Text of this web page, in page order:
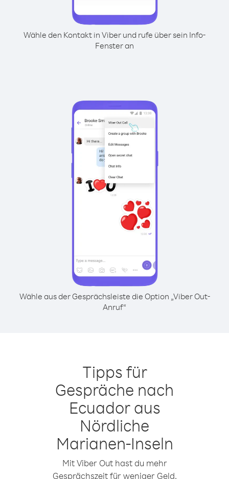
Wähle den Kontakt in Viber und rufe über sein Info-
Fenster an
Wähle aus der Gesprächsleiste die Option „Viber Out-
Anruf“
Tipps für
Gespräche nach
Ecuador aus
Nördliche
Marianen-Inseln
Mit Viber Out hast du mehr
Gesprächszeit für weniger Geld.